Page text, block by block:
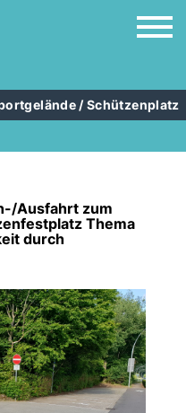
/ Schützenplatz
Ausfahrt zum
Thema
durch